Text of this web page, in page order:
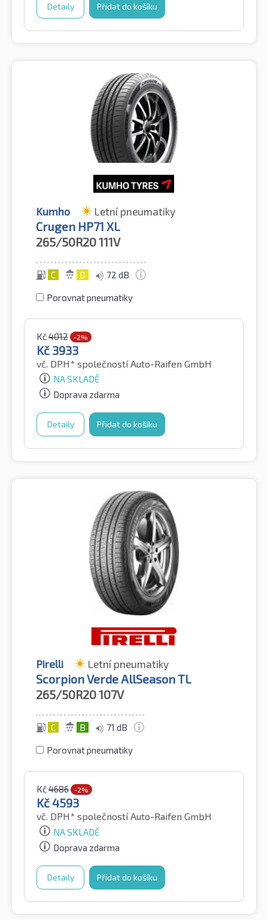
Detaily Přidat do košíku
Kumho Letní pneumatiky
Crugen HP71 XL
265/50R20111V
C D 72 dB
Porovnat pneumatiky
Kč4012 -2%
Kč 3933
vč. DPH* společností Auto-Raifen GmbH
NA SKLADĚ
Doprava zdarma
Detaily Přidat do košíku
Pirelli Letní pneumatiky
Scorpion Verde AllSeason TL
265/50R20107V
C B 71 dB
Porovnat pneumatiky
Kč4686 -2%
Kč4593
vč. DPH* společností Auto-Raifen GmbH
NA SKLADĚ
Doprava zdarma
Detaily Přidat do košíku